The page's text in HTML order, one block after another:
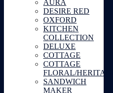
AURA
DESIRE RED
OXFORD
KITCHEN
COLLECTION
DELUXE
COTTAGE
COTTAGE
FLORAL/HERITAGE
SANDWICH
MAKER